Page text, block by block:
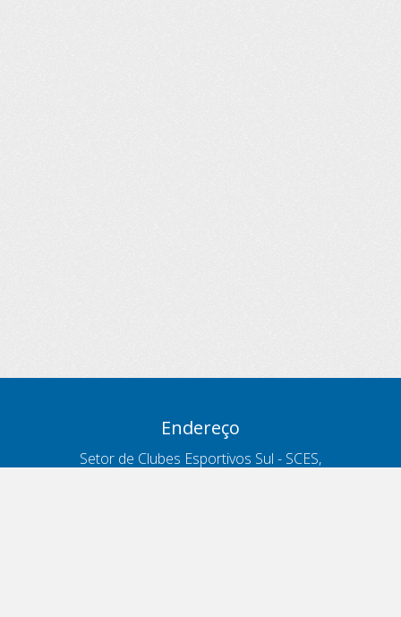
Endereço
Setor de Clubes Esportivos Sul - SCES,